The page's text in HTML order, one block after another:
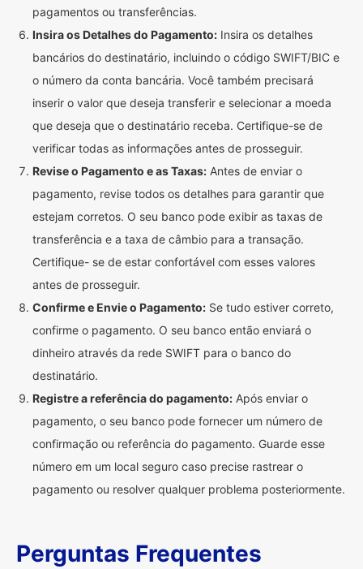
pagamentos ou transferências.
Insira os Detalhes do Pagamento: Insira os detalhes
bancários do destinatário, incluindo o código SWIFT/BIC e
o número da conta bancária. Você também precisará
inserir o valor que deseja transferir e selecionar a moeda
que deseja que o destinatário receba. Certifique-se de
verificar todas as informações antes de prosseguir.
Revise o Pagamento e as Taxas: Antes de enviar o
pagamento, revise todos os detalhes para garantir que
estejam corretos. O seu banco pode exibir as taxas de
transferência e a taxa de câmbio para a transação.
Certifique- se de estar confortável com esses valores
antes de prosseguir.
Confirme e Envie o Pagamento: Se tudo estiver correto,
confirme o pagamento. O seu banco então enviará o
dinheiro através da rede SWIFT para o banco do
destinatário.
Registre a referência do pagamento: Após enviar o
pagamento, o seu banco pode fornecer um número de
confirmação ou referência do pagamento. Guarde esse
número em um local seguro caso precise rastrear o
pagamento ou resolver qualquer problema posteriormente.
Perguntas Frequentes